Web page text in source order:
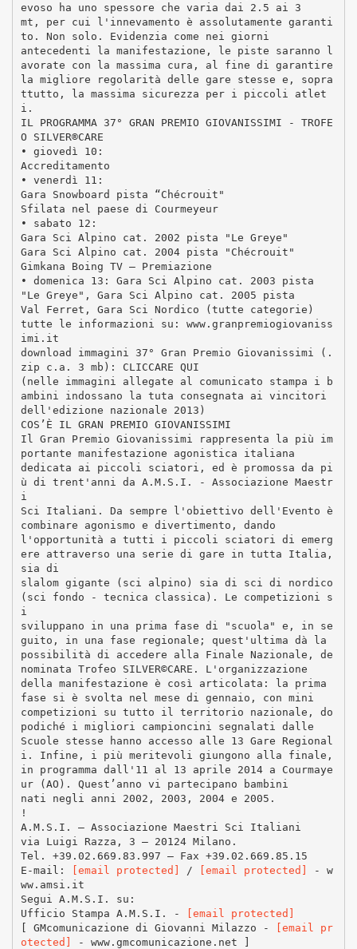
evoso ha uno spessore che varia dai 2.5 ai 3
mt, per cui l'innevamento è assolutamente garanti
to. Non solo. Evidenzia come nei giorni
antecedenti la manifestazione, le piste saranno l
avorate con la massima cura, al fine di garantire
la migliore regolarità delle gare stesse e, sopra
ttutto, la massima sicurezza per i piccoli atlet
i.
IL PROGRAMMA 37° GRAN PREMIO GIOVANISSIMI - TROFE
O SILVER®CARE
• giovedì 10:
Accreditamento
• venerdì 11:
Gara Snowboard pista “Chécrouit"
Sfilata nel paese di Courmeyeur
• sabato 12:
Gara Sci Alpino cat. 2002 pista "Le Greye"
Gara Sci Alpino cat. 2004 pista "Chécrouit"
Gimkana Boing TV – Premiazione
• domenica 13: Gara Sci Alpino cat. 2003 pista
"Le Greye", Gara Sci Alpino cat. 2005 pista
Val Ferret, Gara Sci Nordico (tutte categorie)
tutte le informazioni su: www.granpremiogiovaniss
imi.it
download immagini 37° Gran Premio Giovanissimi (.
zip c.a. 3 mb): CLICCARE QUI
(nelle immagini allegate al comunicato stampa i b
ambini indossano la tuta consegnata ai vincitori
dell'edizione nazionale 2013)
COS’È IL GRAN PREMIO GIOVANISSIMI
Il Gran Premio Giovanissimi rappresenta la più im
portante manifestazione agonistica italiana
dedicata ai piccoli sciatori, ed è promossa da pi
ù di trent'anni da A.M.S.I. - Associazione Maestr
i
Sci Italiani. Da sempre l'obiettivo dell'Evento è
combinare agonismo e divertimento, dando
l'opportunità a tutti i piccoli sciatori di emerg
ere attraverso una serie di gare in tutta Italia,
sia di
slalom gigante (sci alpino) sia di sci di nordico
(sci fondo - tecnica classica). Le competizioni s
i
sviluppano in una prima fase di "scuola" e, in se
guito, in una fase regionale; quest'ultima dà la
possibilità di accedere alla Finale Nazionale, de
nominata Trofeo SILVER©CARE. L'organizzazione
della manifestazione è così articolata: la prima
fase si è svolta nel mese di gennaio, con mini
competizioni su tutto il territorio nazionale, do
podiché i migliori campioncini segnalati dalle
Scuole stesse hanno accesso alle 13 Gare Regional
i. Infine, i più meritevoli giungono alla finale,
in programma dall'11 al 13 aprile 2014 a Courmaye
ur (AO). Quest’anno vi partecipano bambini
nati negli anni 2002, 2003, 2004 e 2005.
!
A.M.S.I. – Associazione Maestri Sci Italiani
via Luigi Razza, 3 – 20124 Milano.
Tel. +39.02.669.83.997 – Fax +39.02.669.85.15
E-mail:
[email protected] / [email protected]
- w
ww.amsi.it
Segui A.M.S.I. su:
Ufficio Stampa A.M.S.I. -
[email protected]
[ GMcomunicazione di Giovanni Milazzo -
[email pr
otected]